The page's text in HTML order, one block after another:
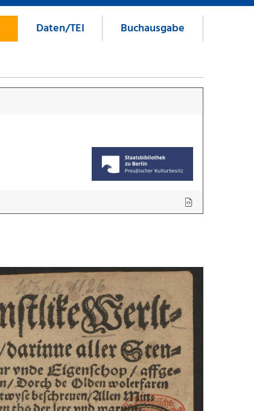
Daten/TEI Buchausgabe